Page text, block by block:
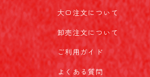
大口注文について
卸売注文について
ご利用ガイド
よくある質問